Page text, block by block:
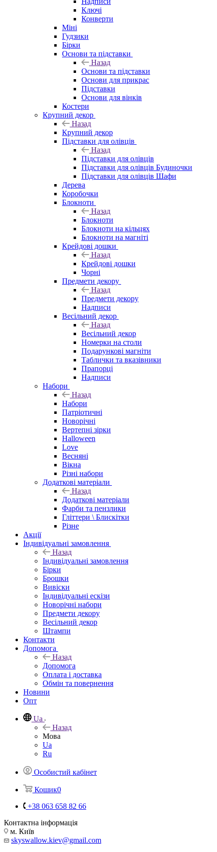
Ключі
Конверти
Міні
Гудзики
Бірки
Основи та підставки
Назад
Основи та підставки
Основи для прикрас
Підставки
Основи для вінків
Костери
Крупний декор
Назад
Крупний декор
Підставки для олівців
Назад
Підставки для олівців
Підставки для олівців Будиночки
Підставки для олівців Шафи
Дерева
Коробочки
Блокноти
Назад
Блокноти
Блокноти на кільцях
Блокноти на магніті
Крейдові дошки
Назад
Крейдові дошки
Чорні
Предмети декору
Назад
Предмети декору
Надписи
Весільний декор
Назад
Весільний декор
Номерки на столи
Подарункові магніти
Таблички та вказівники
Прапорці
Надписи
Набори
Назад
Набори
Патріотичні
Новорічні
Вертепні зірки
Halloween
Love
Весняні
Вікна
Різні набори
Додаткові матеріали
Назад
Додаткові матеріали
Фарби та пензлики
Гліттери \ Блискітки
Різне
Акції
Індивідуальні замовлення
Назад
Індивідуальні замовлення
Бірки
Брошки
Вивіски
Індивідуальні ескізи
Новорічні набори
Предмети декору
Весільний декор
Штампи
Контакти
Допомога
Назад
Допомога
Оплата і доставка
Обмін та повернення
Новини
Опт
Ua
Назад
Мова
Ua
Ru
Особистий кабінет
Кошик0
+38 063 658 82 66
Контактна інформація
м. Київ
skyswallow.kiev@gmail.com